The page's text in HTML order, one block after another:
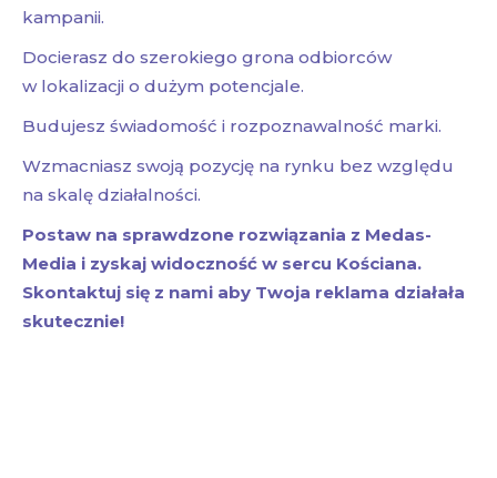
kampanii.
Docierasz do szerokiego grona odbiorców
w lokalizacji o dużym potencjale.
Budujesz świadomość i rozpoznawalność marki.
Wzmacniasz swoją pozycję na rynku bez względu
na skalę działalności.
Postaw na sprawdzone rozwiązania z Medas-
Media i zyskaj widoczność w sercu Kościana.
Skontaktuj się z nami aby Twoja reklama działała
skutecznie!